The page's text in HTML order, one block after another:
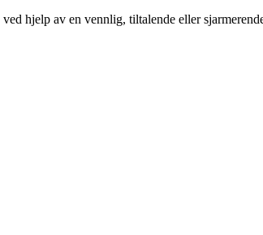
hjelp av en vennlig, tiltalende eller